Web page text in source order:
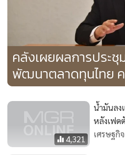
จากเดือนก่อนหน้า โดยได้ผลกระทบ
คลายมาตรการล็อกดาวน์ การออกม
โครงการเราเที่ยวด้วยกันเฟส 3 และ
แผนการเปิดประเทศเพื่อรับนักท่อง
ภาครัฐ
กว่ากลุ่มอื่น ส่งผลให้นักลงทุนต่างช
อย่างต่อเนื่องเป็นเดือนที่ 3 โดยมีมู
ล้านบาทในเดือน ต.ค. ในขณะที่อัตร
ประเทศไทยครอบคลุมกว่า 70% ขอ
คลังเผยผลการประ
พัฒนาตลาดทุนไทย
4,321
น้ำมันลง
หลังเฟด
เศรษฐกิจ